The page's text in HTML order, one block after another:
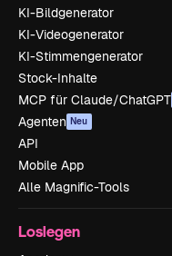
KI-Bildgenerator
KI-Videogenerator
KI-Stimmengenerator
Stock-Inhalte
MCP für Claude/ChatGPT
Agenten Neu
API
Mobile App
Alle Magnific-Tools
Loslegen